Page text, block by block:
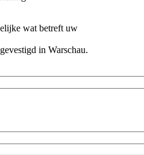
wat betreft uw
in Warschau.